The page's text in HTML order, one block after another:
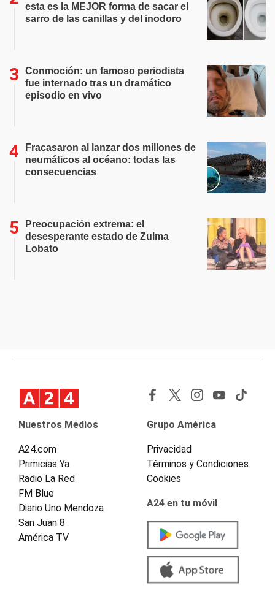
esta es la MEJOR forma de sacar el
sarro de las canillas y del inodoro
Conmoción: un famoso periodista
fue internado tras un dramático
episodio en vivo
Fracasaron al lanzar dos millones de
neumáticos al océano: todas las
consecuencias
Preocupación extrema: el
desesperante estado de Zulma
Lobato
Nuestros Medios
A24.com
Primicias Ya
Radio La Red
FM Blue
Diario Uno Mendoza
San Juan 8
América TV
Grupo América
Privacidad
Términos y Condiciones
Cookies
A24 en tu móvil